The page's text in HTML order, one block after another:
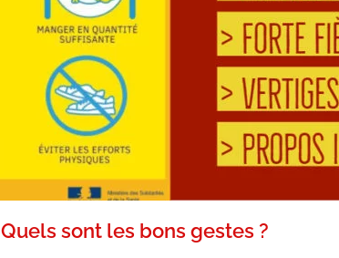
Quels sont les bons gestes ?